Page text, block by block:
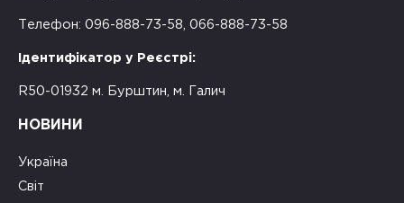
Телефон: 096-888-73-58, 066-888-73-58
Ідентифікатор у Реєстрі:
R50-01932 м. Бурштин, м. Галич
НОВИНИ
Україна
Світ